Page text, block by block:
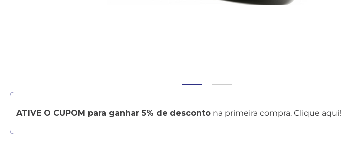
ATIVE O CUPOM para ganhar 5% de desconto na primeira compra. Clique aqui!